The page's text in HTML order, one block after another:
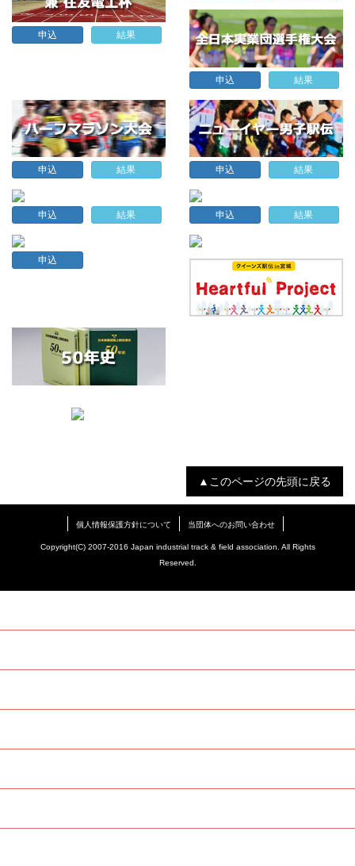
申込 結果
申込 結果
申込 結果 申込 結果
申込 結果 申込 結果
申込
▲このページの先頭に戻る
個人情報保護方針について 当団体へのお問い合わせ
Copyright(C) 2007-2016 Japan industrial track & field association. All Rights
Reserved.